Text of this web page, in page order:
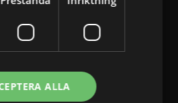
ALLA